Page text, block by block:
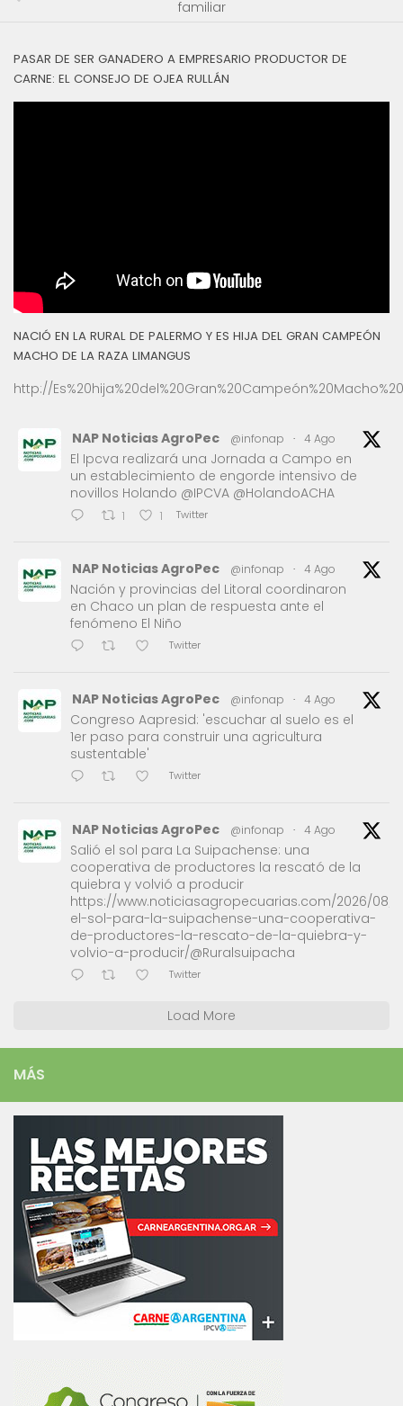
familiar
PASAR DE SER GANADERO A EMPRESARIO PRODUCTOR DE
CARNE: EL CONSEJO DE OJEA RULLÁN
NACIÓ EN LA RURAL DE PALERMO Y ES HIJA DEL GRAN CAMPEÓN
MACHO DE LA RAZA LIMANGUS
http://
NAP Noticias AgroPec @infonap · 4 Ago
El Ipcva realizará una Jornada a Campo en
un establecimiento de engorde intensivo de
novillos Holando @IPCVA @HolandoACHA
1 1 Twitter
NAP Noticias AgroPec @infonap · 4 Ago
Nación y provincias del Litoral coordinaron
en Chaco un plan de respuesta ante el
fenómeno El Niño
Twitter
NAP Noticias AgroPec @infonap · 4 Ago
Congreso Aapresid: 'escuchar al suelo es el
1er paso para construir una agricultura
sustentable'
Twitter
NAP Noticias AgroPec @infonap · 4 Ago
Salió el sol para La Suipachense: una
cooperativa de productores la rescató de la
quiebra y volvió a producir
https://www.noticiasagropecuarias.com/2026/08/
el-sol-para-la-suipachense-una-cooperativa-
de-productores-la-rescato-de-la-quiebra-y-
volvio-a-producir/@Ruralsuipacha
Twitter
Load More
MÁS